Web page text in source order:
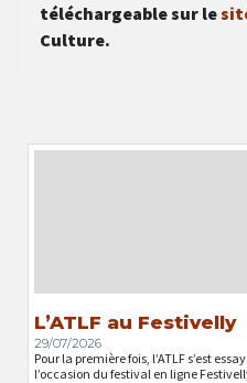
téléchargeable sur le
Culture.
L’ATLF au Festivelly
29/07/2026
Pour la première fois, l’ATLF s’est
l’occasion du festival en ligne